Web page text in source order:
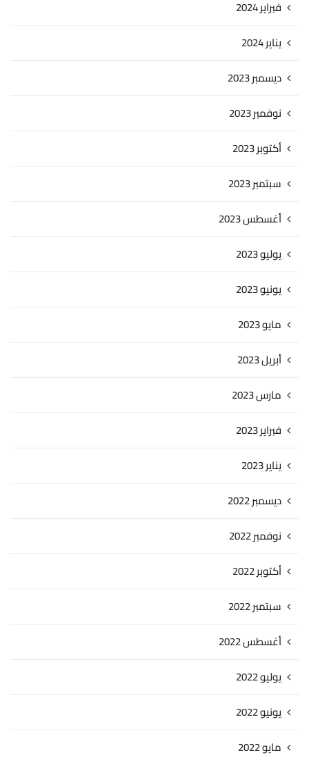
فبراير 2024
يناير 2024
ديسمبر 2023
نوفمبر 2023
أكتوبر 2023
سبتمبر 2023
أغسطس 2023
يوليو 2023
يونيو 2023
مايو 2023
أبريل 2023
مارس 2023
فبراير 2023
يناير 2023
ديسمبر 2022
نوفمبر 2022
أكتوبر 2022
سبتمبر 2022
أغسطس 2022
يوليو 2022
يونيو 2022
مايو 2022